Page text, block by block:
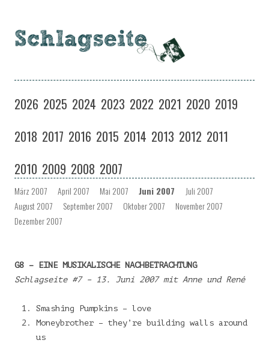
Zum
springen
2026 2025 2024 2023 2022 2021 2020 2019
2018 2017 2016 2015 2014 2013 2012 2011
2010 2009 2008 2007
März 2007 April 2007 Mai 2007 Juni 2007
Juli 2007
August 2007
September 2007 Oktober 2007
November 2007
Dezember 2007
G8 – EINE MUSIKALISCHE NACHBETRACHTUNG
Schlagseite #7 – 13. Juni 2007 mit Anne und René
Smashing Pumpkins – love
Moneybrother – they’re building walls around
us